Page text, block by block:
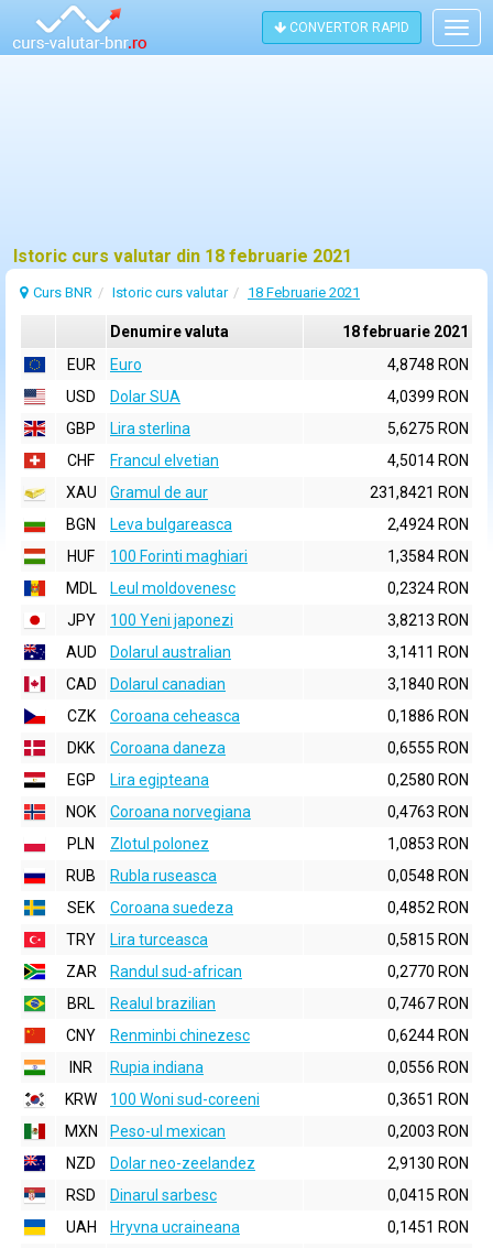
CONVERTOR RAPID
Istoric curs valutar din 18 februarie 2021
Curs BNR Istoric curs valutar 18 Februarie 2021
Denumire valuta
18 februarie 2021
EUR
Euro
4,8748 RON
USD
Dolar SUA
4,0399 RON
GBP
Lira sterlina
5,6275 RON
CHF
Francul elvetian
4,5014 RON
XAU
Gramul de aur
231,8421 RON
BGN
Leva bulgareasca
2,4924 RON
HUF
100 Forinti maghiari
1,3584 RON
MDL
Leul moldovenesc
0,2324 RON
JPY
100 Yeni japonezi
3,8213 RON
AUD
Dolarul australian
3,1411 RON
CAD
Dolarul canadian
3,1840 RON
CZK
Coroana ceheasca
0,1886 RON
DKK
Coroana daneza
0,6555 RON
EGP
Lira egipteana
0,2580 RON
NOK
Coroana norvegiana
0,4763 RON
PLN
Zlotul polonez
1,0853 RON
RUB
Rubla ruseasca
0,0548 RON
SEK
Coroana suedeza
0,4852 RON
TRY
Lira turceasca
0,5815 RON
ZAR
Randul sud-african
0,2770 RON
BRL
Realul brazilian
0,7467 RON
CNY
Renminbi chinezesc
0,6244 RON
INR
Rupia indiana
0,0556 RON
KRW
100 Woni sud-coreeni
0,3651 RON
MXN
Peso-ul mexican
0,2003 RON
NZD
Dolar neo-zeelandez
2,9130 RON
RSD
Dinarul sarbesc
0,0415 RON
UAH
Hryvna ucraineana
0,1451 RON